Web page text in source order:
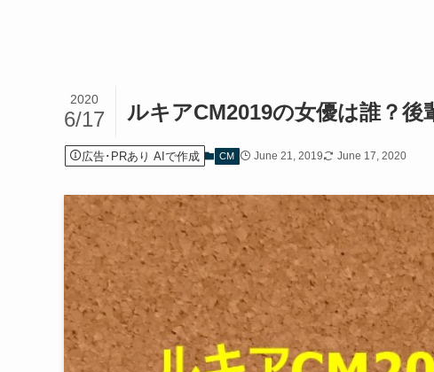
ルキアCM2019の女優は誰？
2020
6/17
広告･PRあり AIで作成 CM June 21, 2019 June 17, 2020